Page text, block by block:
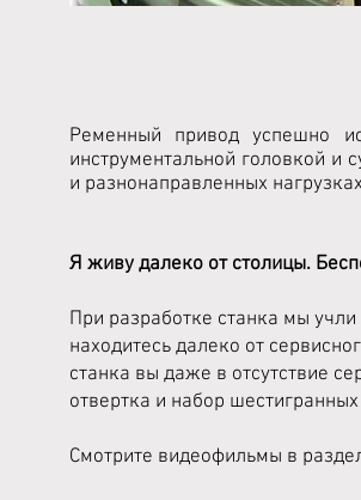
Ременный привод успешно
инструментальной головкой
и разнонаправленных
Я живу далеко от столицы.
При разработке станка мы
находитесь далеко от
станка вы даже в отсутствие
отвертка и набор
Смотрите видеофильмы в